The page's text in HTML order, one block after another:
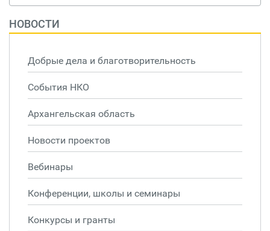
НОВОСТИ
Добрые дела и благотворительность
События НКО
Архангельская область
Новости проектов
Вебинары
Конференции, школы и семинары
Конкурсы и гранты